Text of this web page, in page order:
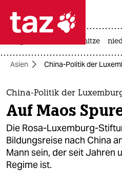
 taz zahl
taz zahl ich
themen
politik
öko
gesellschaft
hitze
Asien China-Politik der
China-Politik der
Auf Maos
Die Rosa-Luxemburg-
Bildungsreise nach China
Mann sein, der seit Jahren
Regime ist.